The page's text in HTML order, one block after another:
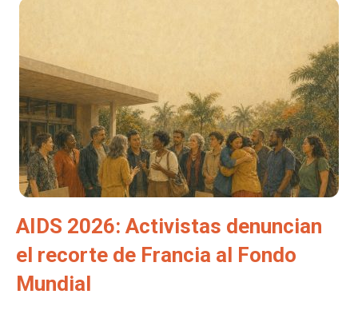
AIDS 2026: Activistas denuncian
el recorte de Francia al Fondo
Mundial